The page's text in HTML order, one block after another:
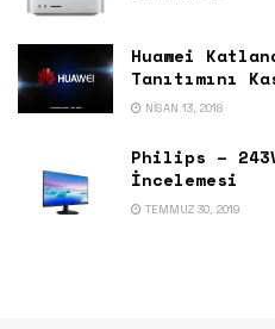
Huawei
Tanıtımını
NISAN 13, 2018
Philips –
İncelemesi
TEMMUZ 30, 2019